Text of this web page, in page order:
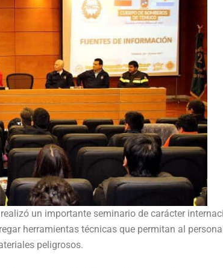
un importante seminario de carácter
herramientas técnicas que permitan al
peligrosos.